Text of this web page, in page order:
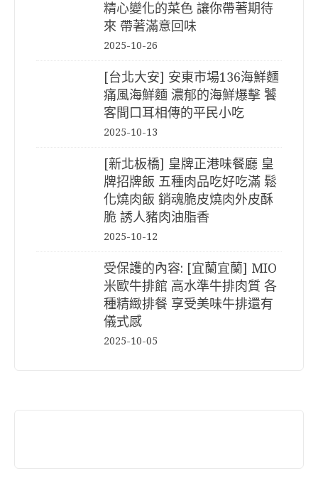
精心變化的菜色 讓你帶著期待
來 帶著滿意回味
2025-10-26
[台北大安] 安東市場136海鮮麵
痛風海鮮麵 濃郁的海鮮爆擊 饕
客間口耳相傳的平民小吃
2025-10-13
[新北板橋] 皇牌正港味餐廳 皇
牌招牌飯 五種肉品吃好吃滿 鬆
化燒肉飯 銷魂脆皮燒肉外皮酥
脆 誘人豬肉油脂香
2025-10-12
受保護的內容: [宜蘭宜蘭] MIO
米歐牛排館 高水準牛排肉質 各
種精緻排餐 享受美味牛排還有
儀式感
2025-10-05